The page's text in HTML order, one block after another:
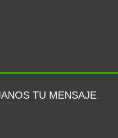
TU MENSAJE